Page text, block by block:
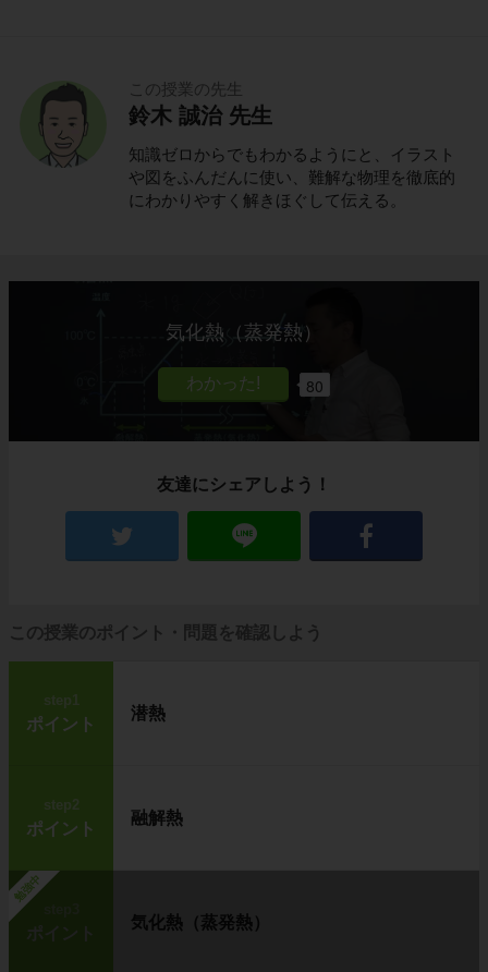
この授業の先生
鈴木 誠治 先生
知識ゼロからでもわかるようにと、イラスト
や図をふんだんに使い、難解な物理を徹底的
にわかりやすく解きほぐして伝える。
気化熱（蒸発熱）
80
友達にシェアしよう！
この授業のポイント・問題を確認しよう
step1
ポイント
潜熱
step2
ポイント
融解熱
勉強中
ポイント
気化熱（蒸発熱）